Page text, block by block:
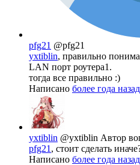
pfg21 @pfg21
yxtiblin, правильно
LAN порт роутера1.
тогда все правильно :)
Написано более года назад
yxtiblin @yxtiblin Автор
pfg21 , стоит сделать
Написано более года назад